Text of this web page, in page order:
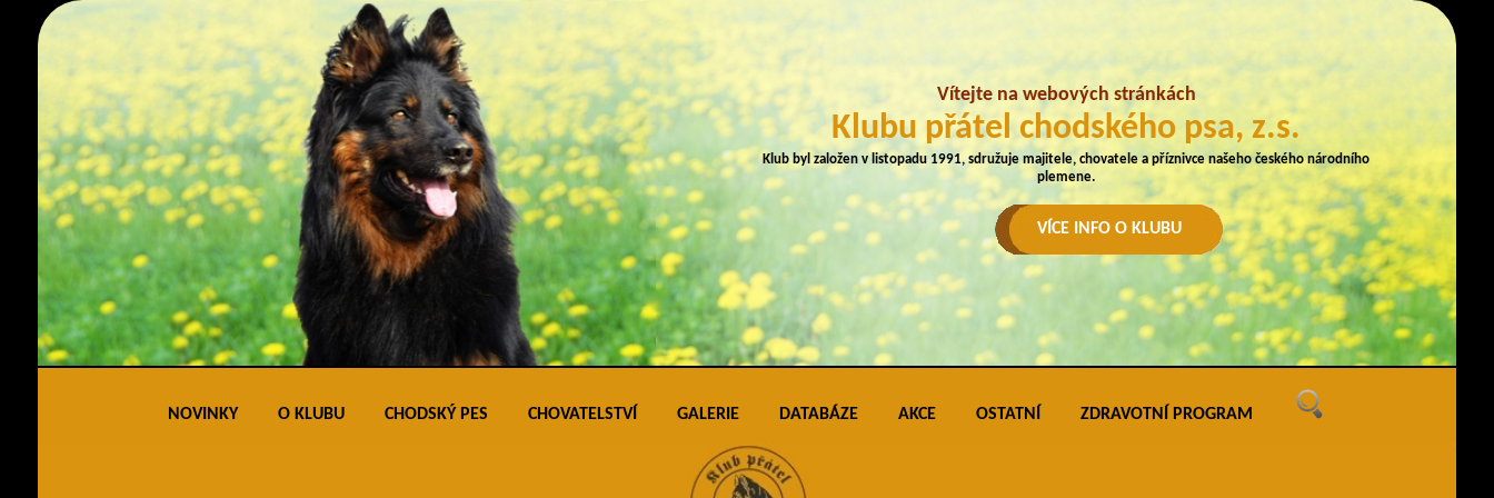
Vítejte na webových stránkách
Klubu přátel chodského psa, z.s.
Klub byl založen v listopadu 1991, sdružuje majitele, chovatele a příznivce našeho českého národního
plemene.
VÍCE INFO O KLUBU
NOVINKY O KLUBU CHODSKÝ PES CHOVATELSTVÍ
Přehled vrhů
GALERIE
Podmínky pro vkládání do galerie úspěšných
DATABÁZE AKCE OSTATNÍ ZDRAVOTNÍ PROGRAM